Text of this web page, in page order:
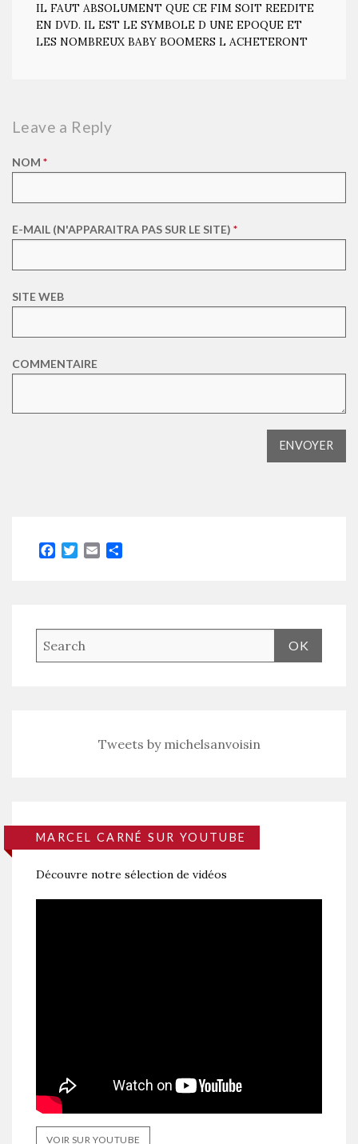
IL FAUT ABSOLUMENT QUE CE FIM SOIT REEDITE
EN DVD. IL EST LE SYMBOLE D UNE EPOQUE ET
LES NOMBREUX BABY BOOMERS L ACHETERONT
Leave a Reply
NOM *
E-MAIL (N'APPARAITRA PAS SUR LE SITE) *
SITE WEB
COMMENTAIRE
Facebook
TwitterEmail
Tweets by michelsanvoisin
MARCEL CARNÉ SUR YOUTUBE
Découvre notre sélection de vidéos
VOIR SUR YOUTUBE